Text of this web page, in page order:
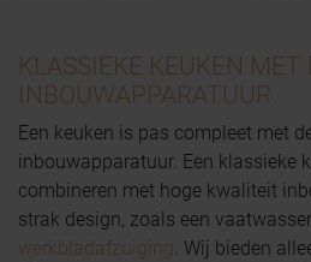
KLASSIEKE KEUKEN MET
INBOUWAPPARATUUR
Een keuken is pas compleet met
inbouwapparatuur. Een klassieke
combineren met hoge kwaliteit
strak design, zoals een
werkbladafzuiging. Wij bieden